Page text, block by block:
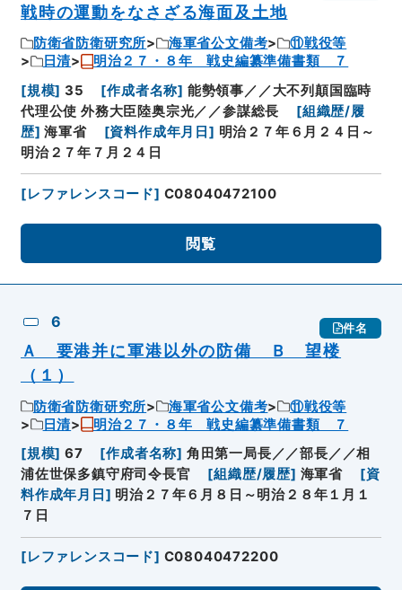
戦時の運動をなさざる海面及土地
防衛省防衛研究所 海軍省公文備考
⑪戦役等
日清
明治２７・８年 戦史編纂準備書類 ７
[規模] 35 [作成者名称] 能勢領事／／大不列顛国臨時
代理公使 外務大臣陸奥宗光／／参謀総長
[組織歴/履
歴] 海軍省 [資料作成年月日] 明治２７年６月２４日～
明治２７年７月２４日
[レファレンスコード] C08040472100
閲覧
6 件名
Ａ 要港并に軍港以外の防備 Ｂ 望楼
（１）
防衛省防衛研究所 海軍省公文備考
⑪戦役等
日清
明治２７・８年 戦史編纂準備書類 ７
[規模] 67 [作成者名称] 角田第一局長／／部長／／相
浦佐世保多鎮守府司令長官
[組織歴/履歴] 海軍省 [資
料作成年月日 ] 明治２７年６月８日～明治２８年１月１
７日
[レファレンスコード] C08040472200